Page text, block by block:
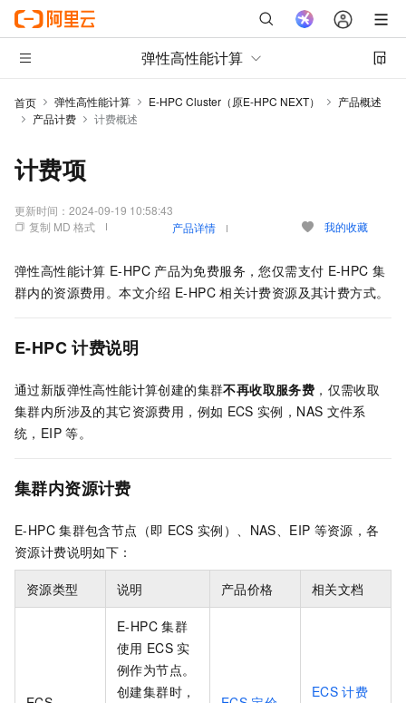
弹性高性能计算
首页 弹性高性能计算 E-HPC Cluster（原E-HPC NEXT）
产品概述
产品计费
计费概述
计费项
更新时间： 2024-09-19 10:58:43
复制 MD 格式
产品详情 我的收藏
弹性高性能计算 E-HPC 产品为免费服务，您仅需支付 E-HPC 集
群内的资源费用。本文介绍 E-HPC 相关计费资源及其计费方式。
E-HPC 计费说明
通过新版弹性高性能计算创建的集群不再收取服务费 ，仅需收取
集群内所涉及的其它资源费用，例如 ECS 实例，NAS 文件系
统，EIP 等。
集群内资源计费
E-HPC 集群包含节点（即 ECS 实例）、NAS、EIP 等资源，各
资源计费说明如下：
资源类型 说明 产品价格 相关文档
E-HPC 集群
使用 ECS 实
例作为节点。
创建集群时，
ECS 计费